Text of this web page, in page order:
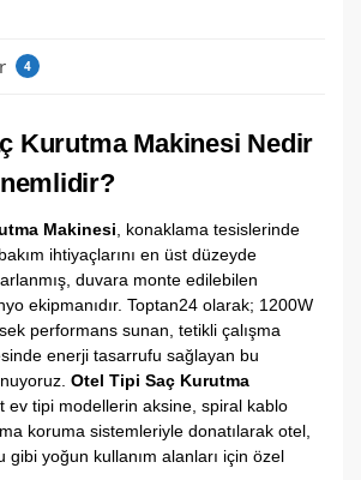
4
Kurutma Makinesi Nedir
Makinesi , konaklama tesislerinde
ihtiyaçlarını en üst düzeyde
duvara monte edilebilen
ekipmanıdır. Toptan24 olarak; 1200W
performans sunan, tetikli çalışma
enerji tasarrufu sağlayan bu
Otel Tipi Saç Kurutma
ev tipi modellerin aksine, spiral kablo
koruma sistemleriyle donatılarak otel,
gibi yoğun kullanım alanları için özel